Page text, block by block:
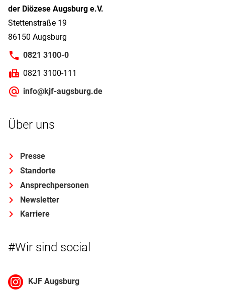
der Diözese Augsburg e.V.
Stettenstraße 19
86150 Augsburg
0821 3100-0
0821 3100-111
info@kjf-augsburg.de
Über uns
Presse
Standorte
Ansprechpersonen
Newsletter
Karriere
#Wir sind social
KJF Augsburg